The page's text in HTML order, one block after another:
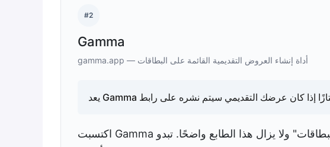
#2
Gamma
gamma.app — أداة إنشاء العروض التقديمية القائمة على البطاقات
اكتسبت Gamma شهرة باعتبارها أداة إنشاء عروض "قائمة على البطاقات" ولا يزال هذا الطابع واضحًا. تبدو